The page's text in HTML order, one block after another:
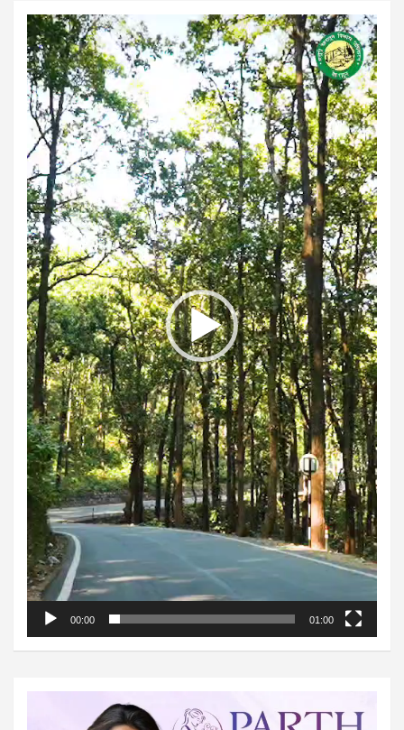
Video
Player
00:00 01:00